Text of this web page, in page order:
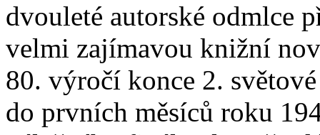
dvouleté autorské odmlce
velmi zajímavou knižní
80. výročí konce 2.
do prvních měsíců roku